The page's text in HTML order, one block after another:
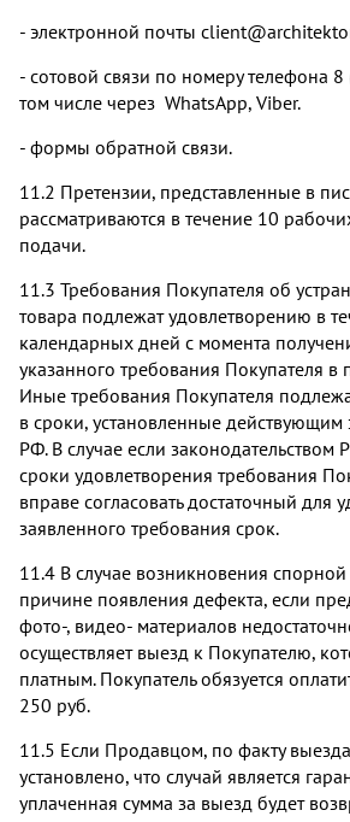
- электронной почты
- сотовой связи по номеру телефона
том числе через WhatsApp, Viber.
- формы обратной связи.
11.2 Претензии, представленные в
рассматриваются в течение 10
подачи.
11.3 Требования Покупателя об
товара подлежат удовлетворению в
календарных дней с момента
указанного требования Покупателя в
Иные требования Покупателя
в сроки, установленные действующим
РФ. В случае если законодательством
сроки удовлетворения требования
вправе согласовать достаточный для
заявленного требования срок.
11.4 В случае возникновения спорной
причине появления дефекта, если
фото-, видео- материалов
осуществляет выезд к Покупателю,
платным. Покупатель обязуется
250 руб.
11.5 Если Продавцом, по факту
установлено, что случай является
уплаченная сумма за выезд будет